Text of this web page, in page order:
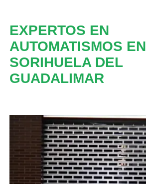
EXPERTOS EN
AUTOMATISMOS EN
SORIHUELA DEL
GUADALIMAR